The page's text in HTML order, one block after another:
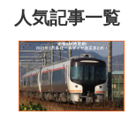
人気記事一覧